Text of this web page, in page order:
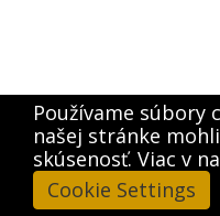
Používame súbory
našej stránke
skúsenosť. Viac v
Cookie Settings